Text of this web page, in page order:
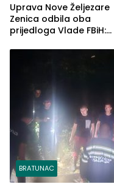
Uprava Nove Željezare
Zenica odbila oba
prijedloga Vlade FBiH:
rješenje
BRATUNAC